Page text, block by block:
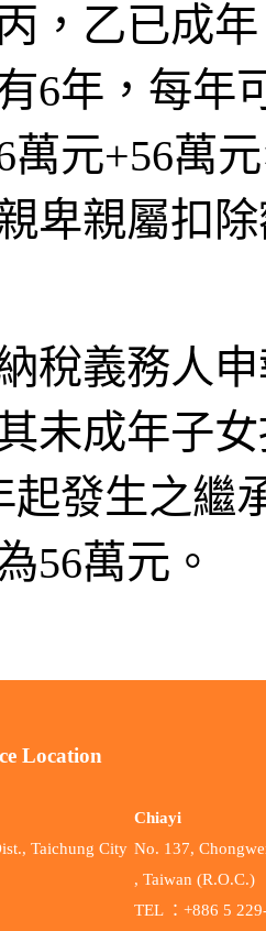
，乙已成
6年，每年
萬元+56萬
卑親屬扣
稅義務人
未成年子
起發生之繼
56萬元。
Location
Taichung City
Chiayi
No. 137,
, Taiwan (R.O.C.)
TEL ：+886 5